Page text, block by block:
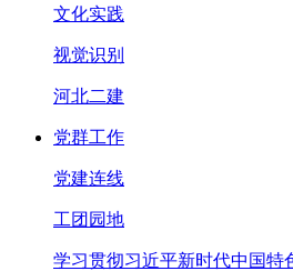
文化实践
视觉识别
河北二建
党群工作
党建连线
工团园地
学习贯彻习近平新时代中国特